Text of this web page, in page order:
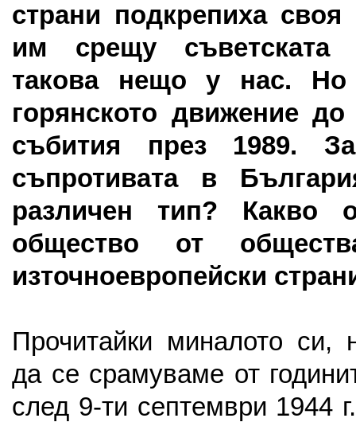
страни подкрепиха
им срещу съветската
такова нещо у нас.
горянското движение
събития през 1989.
съпротивата в
различен тип? Какво
общество от
източноевропейски
Прочитайки миналото си,
да се срамуваме от
след 9-ти септември 1944